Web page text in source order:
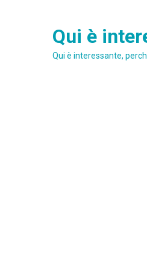
Qui è
Qui è interessante,